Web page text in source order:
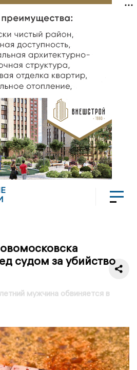
судом за убийство
мужчина обвиняется в